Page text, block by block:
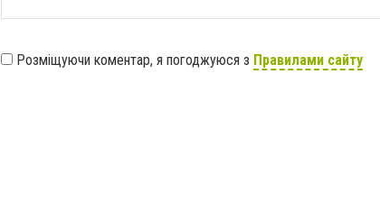
Розміщуючи коментар, я погоджуюся з Правилами сайту